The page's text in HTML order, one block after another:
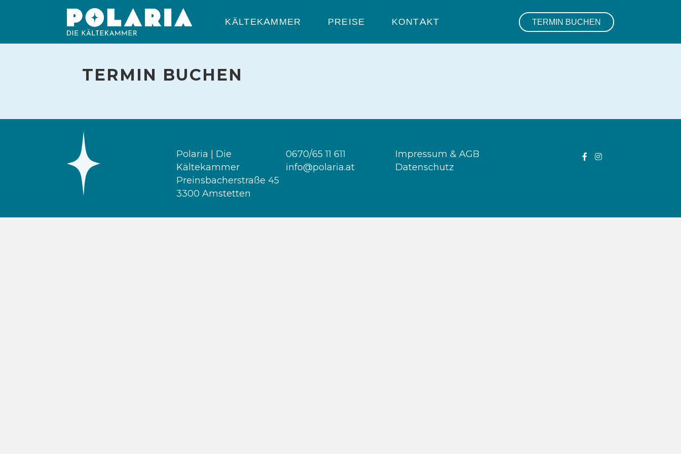
KÄLTEKAMMER PREISE KONTAKT TERMIN BUCHEN
TERMIN BUCHEN
Polaria | Die
Kältekammer
Preinsbacherstraße 45
3300 Amstetten
0670/65 11 611
info@polaria.at
Impressum & AGB
Datenschutz
Facebookauftritt von
Instagramauftritt